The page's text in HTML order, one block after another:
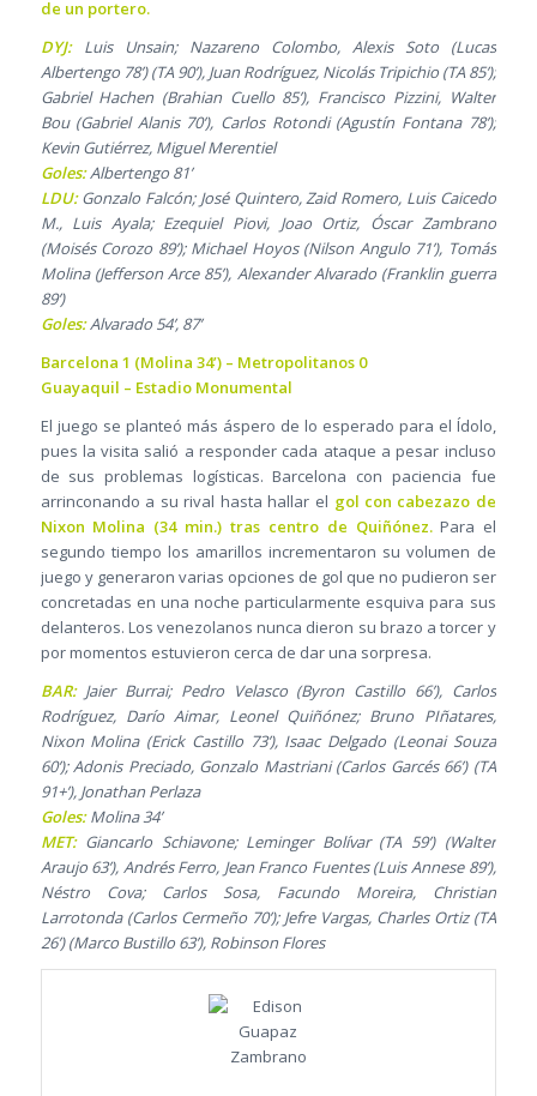
de un portero.
DYJ:Luis Unsain; Nazareno Colombo, Alexis Soto (Lucas
Albertengo 78’) (TA 90’), Juan Rodríguez, Nicolás Tripichio (TA 85’);
Gabriel Hachen (Brahian Cuello 85’), Francisco Pizzini, Walter
Bou (Gabriel Alanis 70’), Carlos Rotondi (Agustín Fontana 78’);
Kevin Gutiérrez, Miguel Merentiel
Goles:Albertengo 81’
LDU:Gonzalo Falcón; José Quintero, Zaid Romero, Luis Caicedo
M., Luis Ayala; Ezequiel Piovi, Joao Ortiz, Óscar Zambrano
(Moisés Corozo 89’); Michael Hoyos (Nilson Angulo 71’), Tomás
Molina (Jefferson Arce 85’), Alexander Alvarado (Franklin guerra
89’)
Goles:Alvarado 54’, 87’
Barcelona 1 (Molina 34’) – Metropolitanos 0
Guayaquil – Estadio Monumental
El juego se planteó más áspero de lo esperado para el Ídolo,
pues la visita salió a responder cada ataque a pesar incluso
de sus problemas logísticas. Barcelona con paciencia fue
arrinconando a su rival hasta hallar el gol con cabezazo de
Nixon Molina (34 min.) tras centro de Quiñónez.Para el
segundo tiempo los amarillos incrementaron su volumen de
juego y generaron varias opciones de gol que no pudieron ser
concretadas en una noche particularmente esquiva para sus
delanteros. Los venezolanos nunca dieron su brazo a torcer y
por momentos estuvieron cerca de dar una sorpresa.
BAR:Jaier Burrai; Pedro Velasco (Byron Castillo 66’), Carlos
Rodríguez, Darío Aimar, Leonel Quiñónez; Bruno PIñatares,
Nixon Molina (Erick Castillo 73’), Isaac Delgado (Leonai Souza
60’); Adonis Preciado, Gonzalo Mastriani (Carlos Garcés 66’) (TA
91+’), Jonathan Perlaza
Goles:Molina 34’
MET:Giancarlo Schiavone; Leminger Bolívar (TA 59’) (Walter
Araujo 63’), Andrés Ferro, Jean Franco Fuentes (Luis Annese 89’),
Néstro Cova; Carlos Sosa, Facundo Moreira, Christian
Larrotonda (Carlos Cermeño 70’); Jefre Vargas, Charles Ortiz (TA
26’) (Marco Bustillo 63’), Robinson Flores